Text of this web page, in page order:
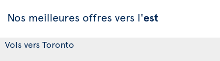
Nos meilleures offres vers l'est
Vols vers Toronto